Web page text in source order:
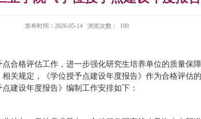
发布时间：2026-05-14 浏览次数： 199
合格评估工作，进一步强化研究生培养单位的质量保
相关规定 ，
《学位授予点建设年度报告》作为合格评估
点建设年度报告》编制工作安排如下 ：